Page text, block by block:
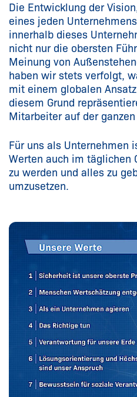
Die Entwicklung der
eines jeden
innerhalb dieses
nicht nur die obersten
Meinung von
haben wir stets verfolgt,
mit einem globalen
diesem Grund
Mitarbeiter auf der
Für uns als Unternehmen
Werten auch im täglichen
zu werden und alles zu
umzusetzen.